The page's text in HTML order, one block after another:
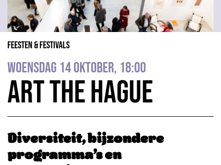
Feesten & Festivals
woensdag 14 oktober, 18:00
Art The Hague
Diversiteit, bijzondere
programma’s en